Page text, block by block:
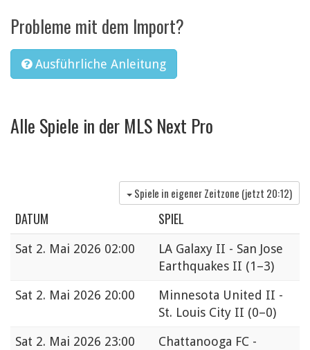
Probleme mit dem Import?
Ausführliche Anleitung
Alle Spiele in der MLS Next Pro
Spiele in eigener Zeitzone (jetzt 20:12)
DATUM SPIEL
Sat 2. Mai 2026 02:00
LA Galaxy II - San Jose
Earthquakes II (1–3)
Sat 2. Mai 2026 20:00
Minnesota United II -
St. Louis City II (0–0)
Sat 2. Mai 2026 23:00
Chattanooga FC -